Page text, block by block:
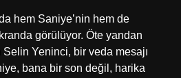
hem Saniye’nin hem de
görülüyor. Öte yandan
Yeninci, bir veda mesajı
bana bir son değil, harika